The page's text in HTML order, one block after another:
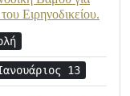
Ειρηνοδικείου.
13